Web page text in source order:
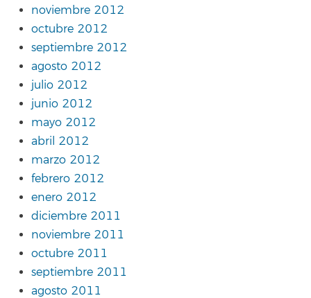
noviembre 2012
octubre 2012
septiembre 2012
agosto 2012
julio 2012
junio 2012
mayo 2012
abril 2012
marzo 2012
febrero 2012
enero 2012
diciembre 2011
noviembre 2011
octubre 2011
septiembre 2011
agosto 2011